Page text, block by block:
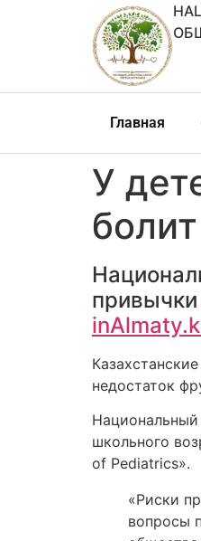
Главная
У
привычки
недостаток
Национальный
школьного
of Pediatrics».
«Риски
вопросы